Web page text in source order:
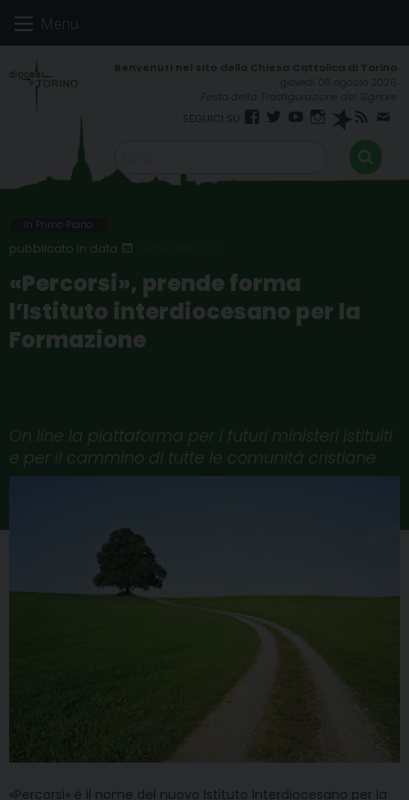
Menu
giovedì 06 agosto 2026
Festa della Trasfigurazione del Signore
Facebook
TwitterYouTube
Instagram
Spreaker
RSS
FEED
In Primo Piano
«Percorsi», prende forma
l’Istituto interdiocesano per la
Formazione
On line la piattaforma per i futuri ministeri istituiti
e per il cammino di tutte le comunità cristiane
«Percorsi» è il nome del nuovo Istituto Interdiocesano per la